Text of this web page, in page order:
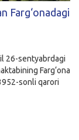
Farg‘onadagi
26-sentyabrdagi
Farg‘ona
sonli qarori